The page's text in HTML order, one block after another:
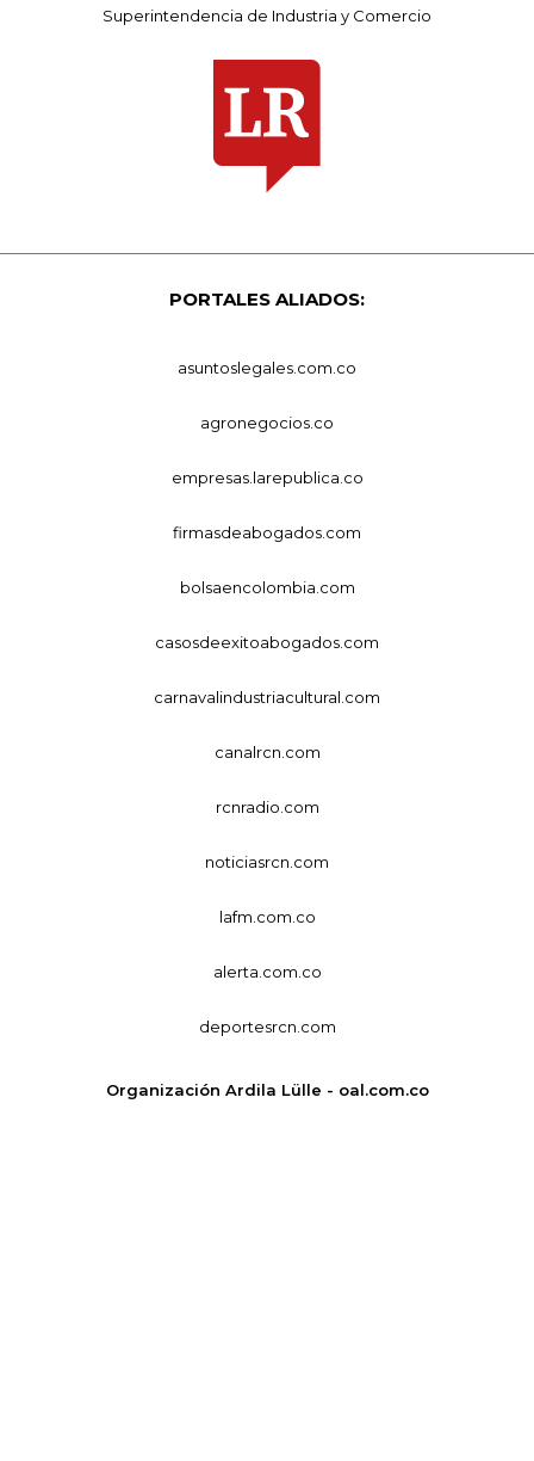
Superintendencia de Industria y Comercio
PORTALES ALIADOS:
asuntoslegales.com.co
agronegocios.co
empresas.larepublica.co
firmasdeabogados.com
bolsaencolombia.com
casosdeexitoabogados.com
carnavalindustriacultural.com
canalrcn.com
rcnradio.com
noticiasrcn.com
lafm.com.co
alerta.com.co
deportesrcn.com
Organización Ardila Lülle - oal.com.co